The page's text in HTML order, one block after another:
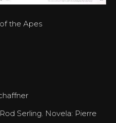
the Apes
Serling. Novela: Pierre